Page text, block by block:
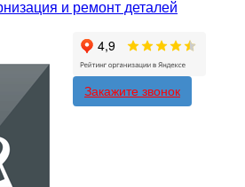
и ремонт деталей
Закажите звонок